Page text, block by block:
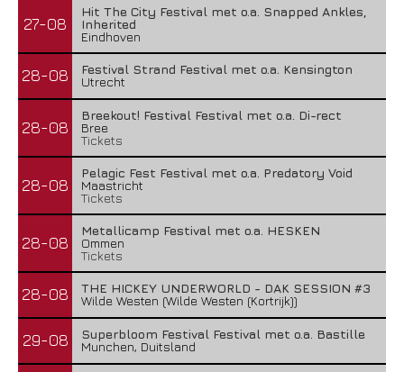
27-08
Hit The City Festival met o.a. Snapped Ankles,
Inherited
Eindhoven
28-08
Festival Strand Festival met o.a. Kensington
Utrecht
28-08
Breekout! Festival Festival met o.a. Di-rect
Bree
Tickets
28-08
Pelagic Fest Festival met o.a. Predatory Void
Maastricht
Tickets
28-08
Metallicamp Festival met o.a. HESKEN
Ommen
Tickets
28-08
THE HICKEY UNDERWORLD - DAK SESSION #3
Wilde Westen (Wilde Westen (Kortrijk))
29-08
Superbloom Festival Festival met o.a. Bastille
Munchen, Duitsland